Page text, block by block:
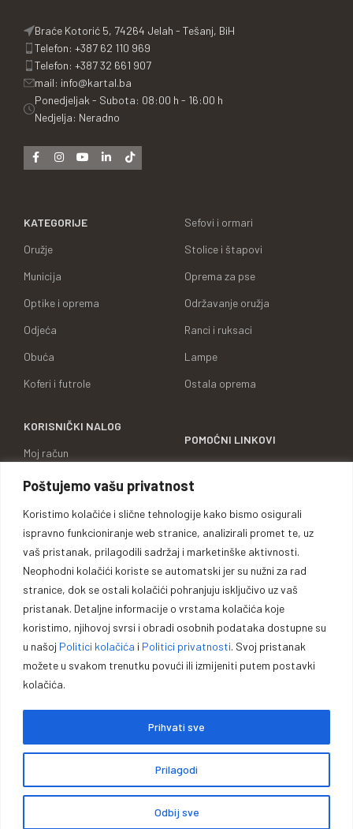
Poštujemo vašu privatnost
Koristimo kolačiće i slične tehnologije kako bismo osigurali
ispravno funkcioniranje web stranice, analizirali promet te, uz
vaš pristanak, prilagodili sadržaj i marketinške aktivnosti.
Neophodni kolačići koriste se automatski jer su nužni za rad
stranice, dok se ostali kolačići pohranjuju isključivo uz vaš
pristanak. Detaljne informacije o vrstama kolačića koje
koristimo, njihovoj svrsi i obradi osobnih podataka dostupne su
u našoj Politici kolačića i Politici privatnosti. Svoj pristanak
možete u svakom trenutku povući ili izmijeniti putem postavki
kolačića.
Prilagodi
Odbij sve
Prihvati sve
Braće Kotorić 5, 74264 Jelah - Tešanj, BiH
Telefon: +387 62 110 969
Telefon: +387 32 661 907
mail: info@kartal.ba
Ponedjeljak - Subota: 08:00 h - 16:00 h
Nedjelja: Neradno
KATEGORIJE
Oružje
Municija
Optike i oprema
Odjeća
Obuća
Koferi i futrole
Sefovi i ormari
Stolice i štapovi
Oprema za pse
Održavanje oružja
Ranci i ruksaci
Lampe
Ostala oprema
KORISNIČKI NALOG
Moj račun
Moje narudžbe
Uporedi proizvode
Adrese za dostavu
Detalji računa
POMOĆNI LINKOVI
O NAMA
KONTAKT
KARIJERA
BRENDOVI
ID BROJ
Oprema za lovce, sportiste,
Vrhunska opremu za lovce, sportiste, profesionalce i entuzijaste. U
našoj ponudi pronaći ćete pouzdano oružje, municiju i prateću